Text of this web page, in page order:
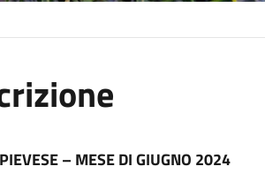
– MESE DI GIUGNO 2024